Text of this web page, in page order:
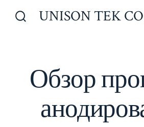
UNISON TEK
Обзор